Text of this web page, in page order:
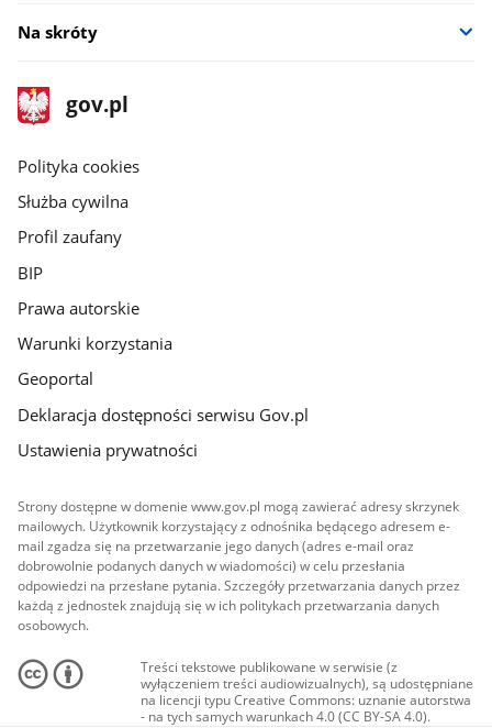
Na skróty
stopka
gov.pl
Strona
gov.pl
gov.pl
Polityka cookies
Służba cywilna
Profil zaufany
BIP
Prawa autorskie
Warunki korzystania
Geoportal
Deklaracja dostępności serwisu Gov.pl
Ustawienia prywatności
Strony dostępne w domenie www.gov.pl mogą zawierać adresy skrzynek
mailowych. Użytkownik korzystający z odnośnika będącego adresem e-
mail zgadza się na przetwarzanie jego danych (adres e-mail oraz
dobrowolnie podanych danych w wiadomości) w celu przesłania
odpowiedzi na przesłane pytania. Szczegóły przetwarzania danych przez
każdą z jednostek znajdują się w ich politykach przetwarzania danych
osobowych.
Treści tekstowe publikowane w serwisie (z
wyłączeniem treści audiowizualnych), są udostępniane
na licencji typu Creative Commons: uznanie autorstwa
- na tych samych warunkach 4.0 (CC BY-SA 4.0).